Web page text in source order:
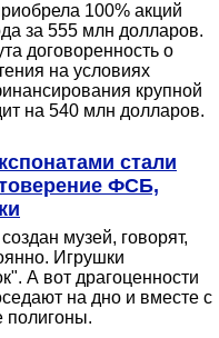
100% акций
за 555 млн долларов.
договоренность о
на условиях
крупной
на 540 млн долларов.
стали
ФСБ,
музей, говорят,
Игрушки
А вот драгоценности
на дно и вместе с
полигоны.